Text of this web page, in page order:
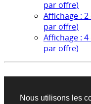
Nous utilisons les
par offre)
Affichage :
par offre)
Affichage :
par offre)